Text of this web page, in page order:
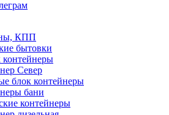
КПП
бытовки
Север
блок контейнеры
бани
контейнеры